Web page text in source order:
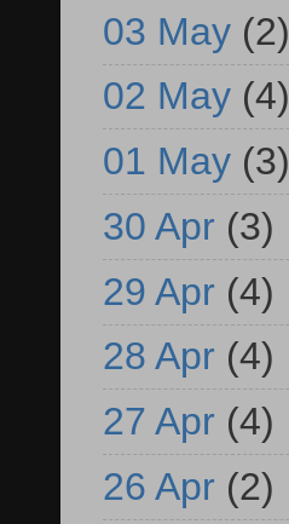
03 May (2)
02 May (4)
01 May (3)
30 Apr (3)
29 Apr (4)
28 Apr (4)
27 Apr (4)
26 Apr (2)